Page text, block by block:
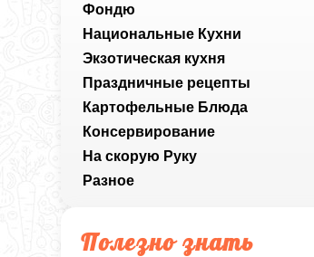
Фондю
Национальные Кухни
Экзотическая кухня
Праздничные рецепты
Картофельные Блюда
Консервирование
На скорую Руку
Разное
Полезно знать